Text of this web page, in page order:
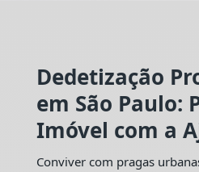
Dedetização
em São Paulo:
Imóvel com a
Conviver com pragas